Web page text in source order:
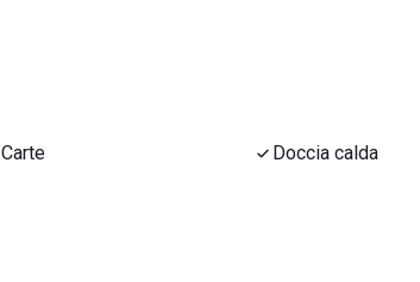
Carte
Doccia calda